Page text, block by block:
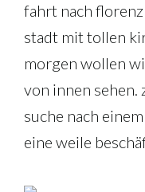
fahrt nach
stadt mit tollen
morgen wollen
von innen sehen.
suche nach
eine weile